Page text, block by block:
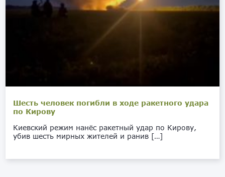
Шесть человек погибли в ходе ракетного удара
по Кирову
Киевский режим нанёс ракетный удар по Кирову,
убив шесть мирных жителей и ранив […]